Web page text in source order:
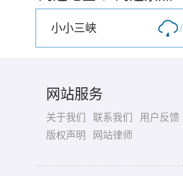
小小三峡 /
网站服务
关于我们 联系我们
用户反馈
版权声明
网站律师